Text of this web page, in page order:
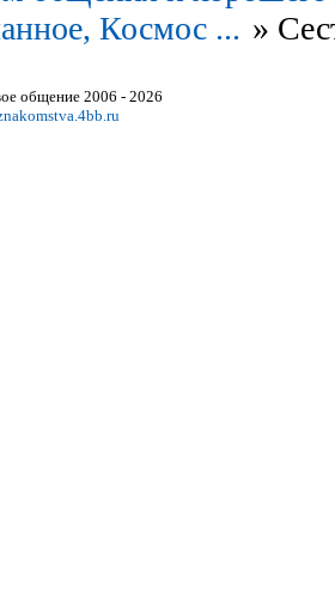
Космос ... »
общение 2006 - 2026